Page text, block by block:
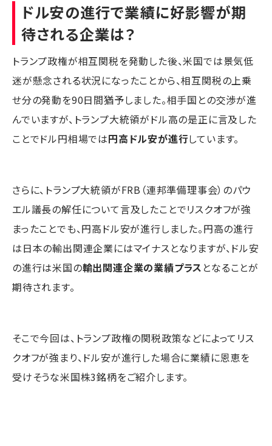
ドル安の進行で業績に好影響が期
待される企業は？
トランプ政権が相互関税を発動した後、米国では景気低
迷が懸念される状況になったことから、相互関税の上乗
せ分の発動を90日間猶予しました。相手国との交渉が進
んでいますが、トランプ大統領がドル高の是正に言及した
ことでドル円相場では円高ドル安が進行しています。
さらに、トランプ大統領がFRB（連邦準備理事会）のパウ
エル議長の解任について言及したことでリスクオフが強
まったことでも、円高ドル安が進行しました。円高の進行
は日本の輸出関連企業にはマイナスとなりますが、ドル安
の進行は米国の輸出関連企業の業績プラス となることが
期待されます。
そこで今回は、トランプ政権の関税政策などによってリス
クオフが強まり、ドル安が進行した場合に業績に恩恵を
受けそうな米国株3銘柄をご紹介します。